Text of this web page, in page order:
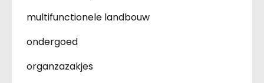
multifunctionele landbouw
ondergoed
organzazakjes